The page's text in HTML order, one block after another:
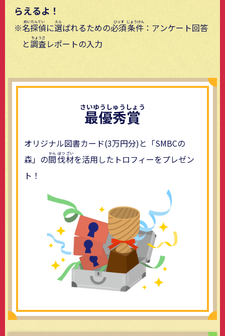
らえるよ！
名探偵に選ばれるための必須条件：アンケート回答
と調査レポートの入力
最優秀賞
オリジナル図書カード(3万円分)と「SMBCの
森」の間伐材を活用したトロフィーをプレゼン
ト！